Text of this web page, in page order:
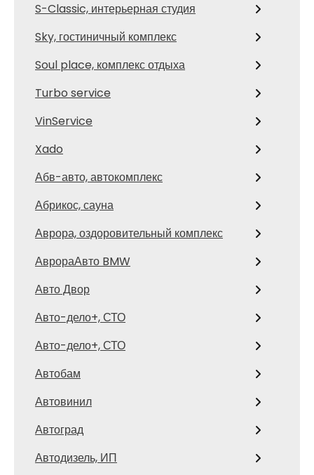
S-Classic, интерьерная студия
Sky, гостиничный комплекс
Soul place, комплекс отдыха
Turbo service
VinService
Xado
Абв-авто, автокомплекс
Абрикос, сауна
Аврора, оздоровительный комплекс
АврораАвто BMW
Авто Двор
Авто-дело+, СТО
Авто-дело+, СТО
Автобам
Автовинил
Автоград
Автодизель, ИП